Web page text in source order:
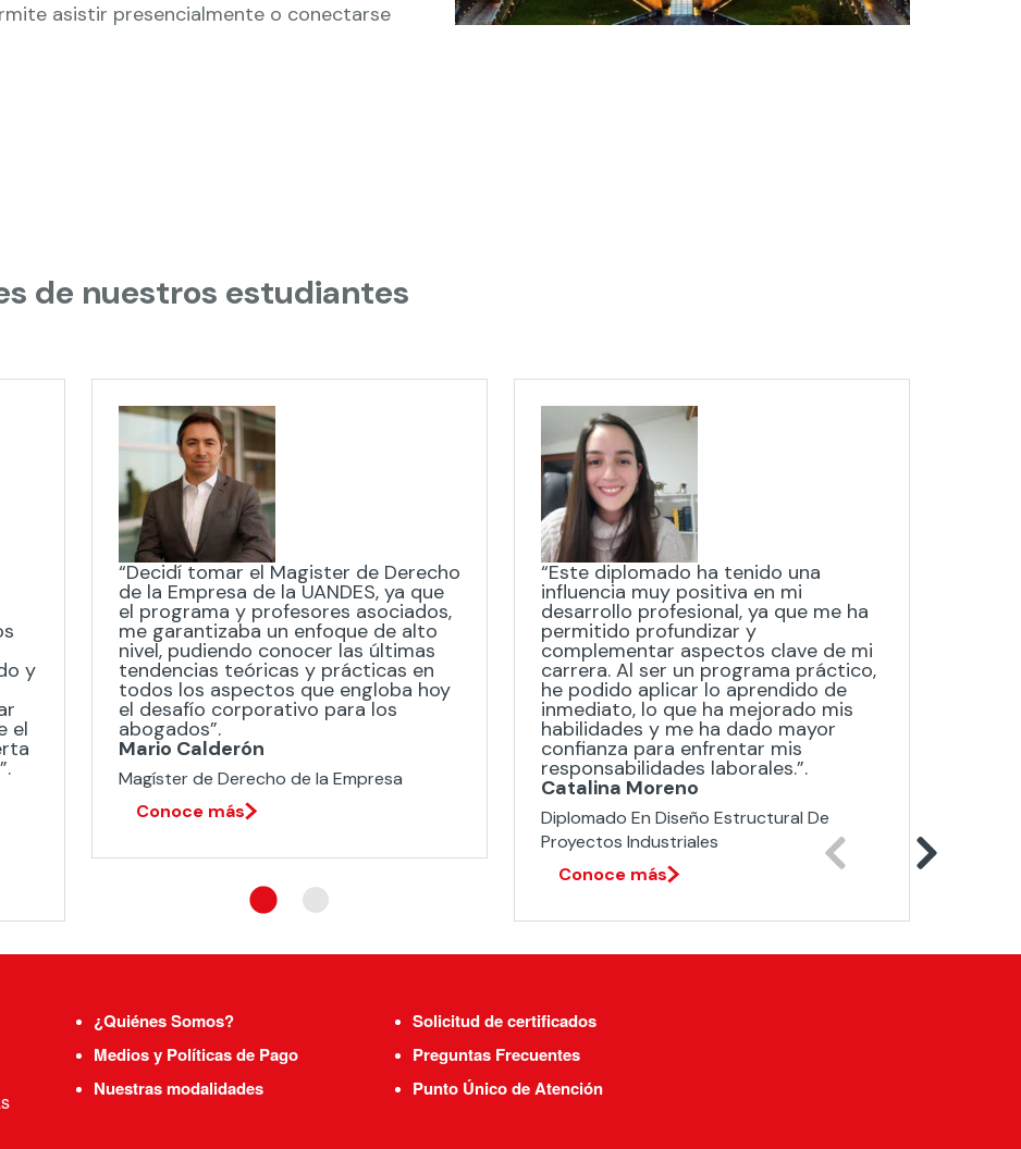
asistir presencialmente o conectarse
de nuestros estudiantes
y
el
“Decidí tomar el Magister de Derecho
de la Empresa de la UANDES, ya que
el programa y profesores asociados,
me garantizaba un enfoque de alto
nivel, pudiendo conocer las últimas
tendencias teóricas y prácticas en
todos los aspectos que engloba hoy
el desafío corporativo para los
abogados”.
Mario Calderón
Magíster de Derecho de la Empresa​
Conoce más
“Este diplomado ha tenido una
influencia muy positiva en mi
desarrollo profesional, ya que me ha
permitido profundizar y
complementar aspectos clave de mi
carrera. Al ser un programa práctico,
he podido aplicar lo aprendido de
inmediato, lo que ha mejorado mis
habilidades y me ha dado mayor
confianza para enfrentar mis
responsabilidades laborales.”.
Catalina Moreno
Diplomado En Diseño Estructural De
Proyectos Industriales​
Conoce más
¿Quiénes Somos?
Medios y Políticas de Pago
Nuestras modalidades
Solicitud de certificados
Preguntas Frecuentes
Punto Único de Atención